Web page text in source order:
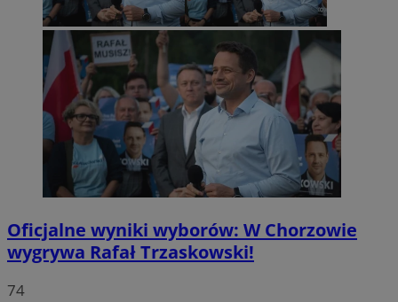
Oficjalne wyniki wyborów: W Chorzowie
wygrywa Rafał Trzaskowski!
74